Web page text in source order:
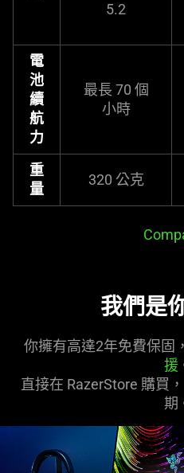
5.2
電
池
續
航
力
最長 70 個
小時
重
量
320 公克
我們是
你擁有高達2年免費保固
援
直接在 RazerStore 購買
期